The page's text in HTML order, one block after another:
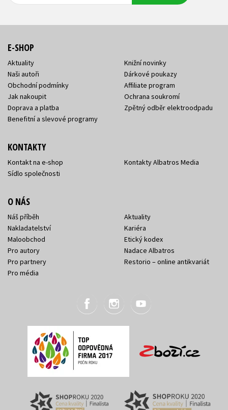
E-SHOP
Aktuality
Naši autoři
Obchodní podmínky
Jak nakoupit
Doprava a platba
Benefitní a slevové programy
Knižní novinky
Dárkové poukazy
Affiliate program
Ochrana soukromí
Zpětný odběr elektroodpadu
KONTAKTY
Kontakt na e-shop
Sídlo společnosti
Kontakty Albatros Media
O NÁS
Náš příběh
Nakladatelství
Maloobchod
Pro autory
Pro partnery
Pro média
Aktuality
Kariéra
Etický kodex
Nadace Albatros
Restorio – online antikvariát